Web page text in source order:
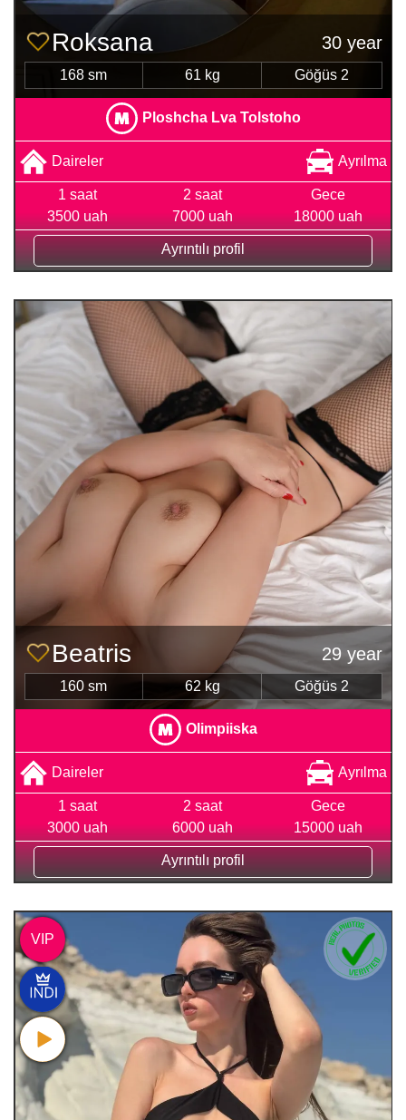
Roksana 30 year
168 sm 61 kg Göğüs 2
Ploshcha Lva Tolstoho
Daireler Ayrılma
1 saat
3500 uah
2 saat
7000 uah
Gece
18000 uah
Ayrıntılı profil
Beatris 29 year
160 sm 62 kg Göğüs 2
Olimpiiska
Daireler Ayrılma
1 saat
3000 uah
2 saat
6000 uah
Gece
15000 uah
Ayrıntılı profil
VIP